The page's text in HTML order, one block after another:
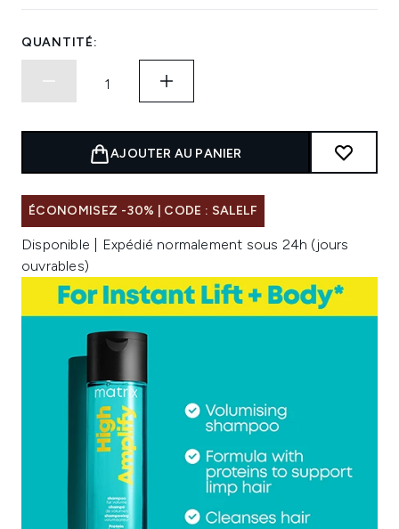
QUANTITÉ:
AJOUTER AU PANIER
ÉCONOMISEZ -30% | CODE : SALELF
Disponible | Expédié normalement sous 24h (jours
ouvrables)